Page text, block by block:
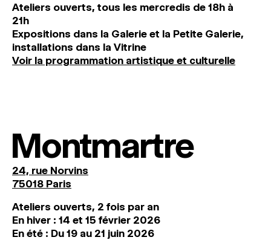
Ateliers ouverts, tous les mercredis de 18h à
21h
Expositions dans la Galerie et la Petite Galerie,
installations dans la Vitrine
Voir la programmation artistique et culturelle
Montmartre
24, rue Norvins
75018 Paris
Ateliers ouverts, 2 fois par an
En hiver : 14 et 15 février 2026
En été : Du 19 au 21 juin 2026